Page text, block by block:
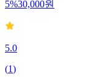
5%30,000원
5.0
(1)